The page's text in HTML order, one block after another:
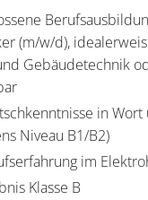
(m/w/d),
Gebäudetechnik
in
Niveau B1/B2)
im
Klasse B